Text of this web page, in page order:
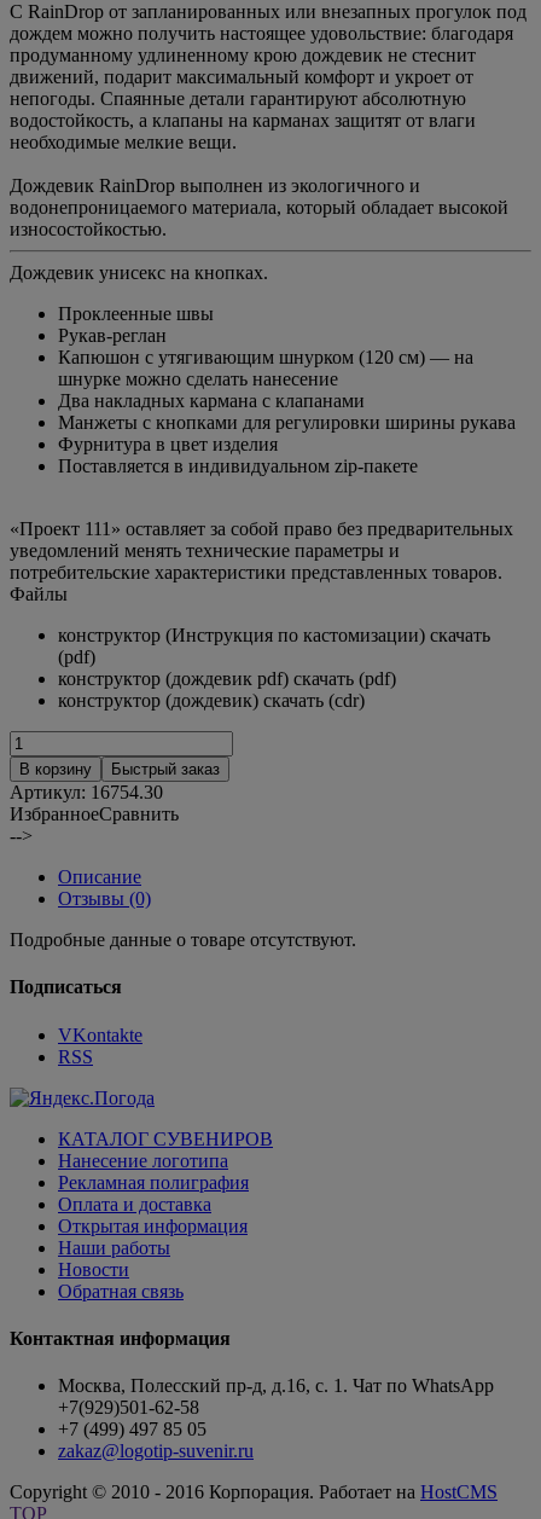
С RainDrop от запланированных или внезапных прогулок под
дождем можно получить настоящее удовольствие: благодаря
продуманному удлиненному крою дождевик не стеснит
движений, подарит максимальный комфорт и укроет от
непогоды. Cпаянные детали гарантируют абсолютную
водостойкость, а клапаны на карманах защитят от влаги
необходимые мелкие вещи.
Дождевик RainDrop выполнен из экологичного и
водонепроницаемого материала, который обладает высокой
износостойкостью.
Дождевик унисекс на кнопках.
Проклеенные швы
Рукав-реглан
Капюшон с утягивающим шнурком (120 см) — на
шнурке можно сделать нанесение
Два накладных кармана с клапанами
Манжеты с кнопками для регулировки ширины рукава
Фурнитура в цвет изделия
Поставляется в индивидуальном zip-пакете
«Проект 111» оставляет за собой право без предварительных
уведомлений менять технические параметры и
потребительские характеристики представленных товаров.
Файлы
конструктор (Инструкция по кастомизации) скачать
(pdf)
конструктор (дождевик pdf) скачать (pdf)
конструктор (дождевик) скачать (cdr)
В корзину Быстрый заказ
Артикул: 16754.30
ИзбранноеСравнить
-->
Описание
Отзывы (0)
Подробные данные о товаре отсутствуют.
Подписаться
VKontakte
RSS
КАТАЛОГ СУВЕНИРОВ
Нанесение логотипа
Рекламная полиграфия
Оплата и доставка
Открытая информация
Наши работы
Новости
Обратная связь
Контактная информация
Москва, Полесский пр-д, д.16, с. 1. Чат по WhatsApp
+7(929)501-62-58
+7 (499) 497 85 05
zakaz@logotip-suvenir.ru
Copyright © 2010 - 2016 Корпорация. Работает на HostCMS
TOP